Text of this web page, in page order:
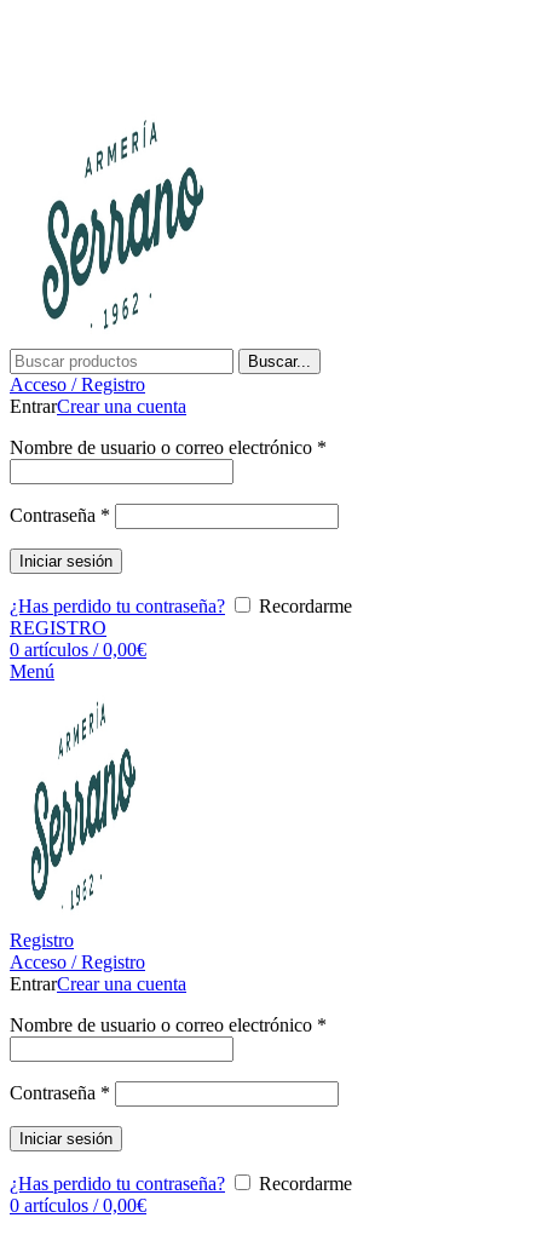
Buscar...
Acceso / Registro
EntrarCrear una cuenta
Nombre de usuario o correo electrónico *
Contraseña *
Iniciar sesión
¿Has perdido tu contraseña?
Recordarme
REGISTRO
0 artículos / 0,00€
Menú
Registro
Acceso / Registro
EntrarCrear una cuenta
Nombre de usuario o correo electrónico *
Contraseña *
Iniciar sesión
¿Has perdido tu contraseña?
Recordarme
0 artículos / 0,00€